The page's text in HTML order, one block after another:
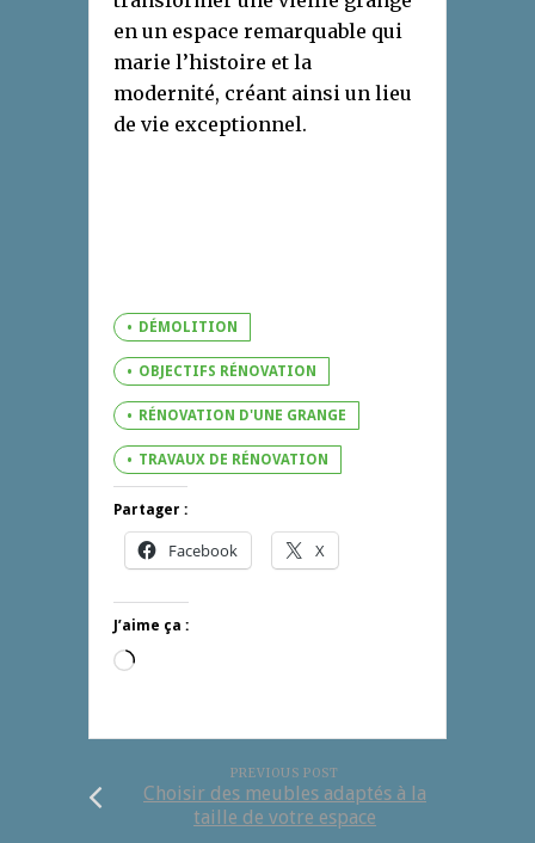
en un espace remarquable qui
marie l’histoire et la
modernité, créant ainsi un lieu
de vie exceptionnel.
DÉMOLITION
OBJECTIFS RÉNOVATION
RÉNOVATION D'UNE GRANGE
TRAVAUX DE RÉNOVATION
Partager :
Facebook X
J’aime ça :
Chargement…
PREVIOUS POST
Choisir des meubles adaptés à la
taille de votre espace